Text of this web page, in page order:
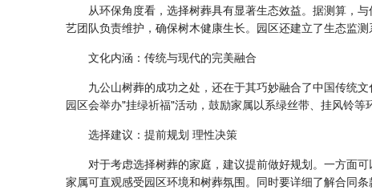
从环保角度看，选择树葬具有显著生态效益。据测算，
艺团队负责维护，确保树木健康生长。园区还建立了生态监
文化内涵：传统与现代的完美融合
九公山树葬的成功之处，还在于其巧妙融合了中国传统
园区会举办"挂绿祈福"活动，鼓励家属以系绿丝带、挂风铃等
选择建议：提前规划 理性决策
对于考虑选择树葬的家庭，建议提前做好规划。一方面
家属可直观感受园区环境和树葬氛围。同时要详细了解合同